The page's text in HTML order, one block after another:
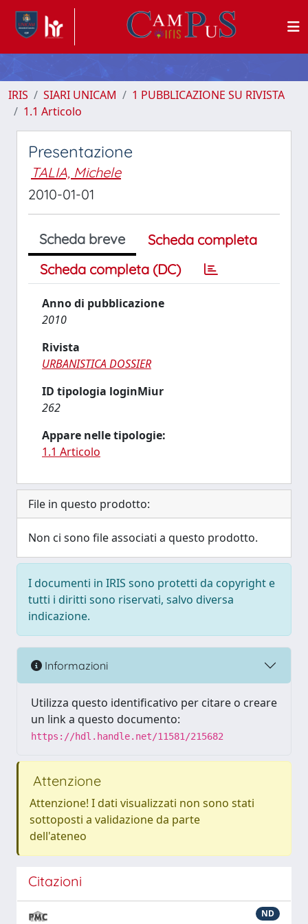
IRIS SIARI UNICAM
1 PUBBLICAZIONE SU RIVISTA
1.1 Articolo
Presentazione
TALIA, Michele
2010-01-01
Scheda breve
Scheda completa
Scheda completa (DC)
Anno di pubblicazione
2010
Rivista
URBANISTICA DOSSIER
ID tipologia loginMiur
262
Appare nelle tipologie:
1.1 Articolo
File in questo prodotto:
Non ci sono file associati a questo prodotto.
I documenti in IRIS sono protetti da copyright e
tutti i diritti sono riservati, salvo diversa
indicazione.
Informazioni
Utilizza questo identificativo per citare o creare
un link a questo documento:
https://hdl.handle.net/11581/215682
Attenzione
Attenzione! I dati visualizzati non sono stati
sottoposti a validazione da parte
dell'ateneo
Citazioni
ND